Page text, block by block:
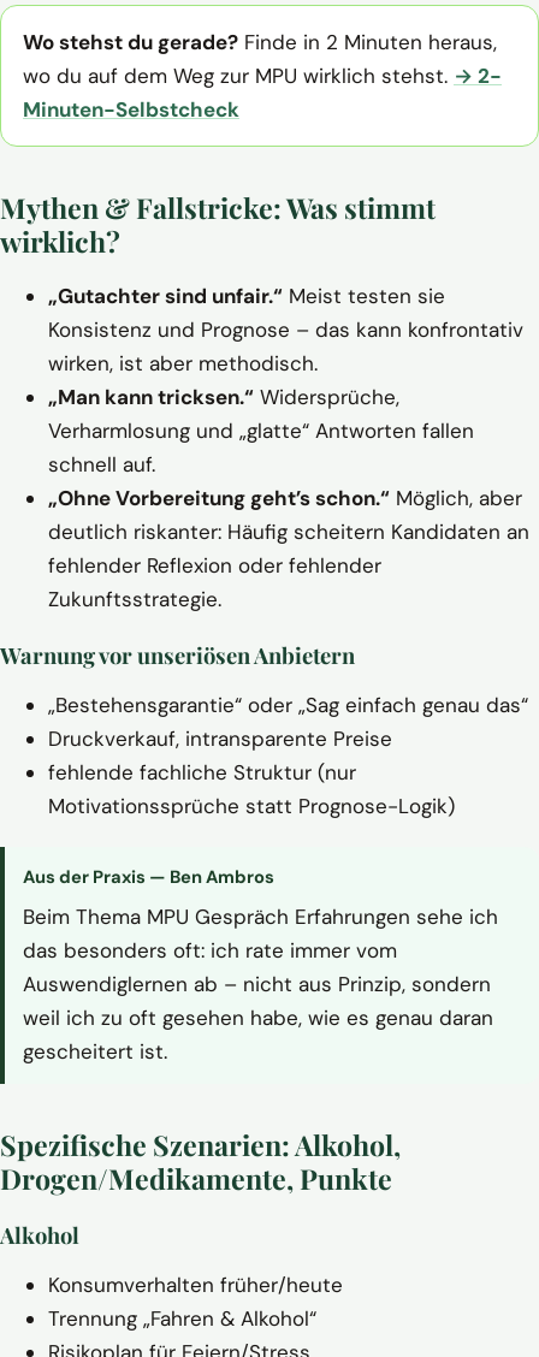
Wo stehst du gerade? Finde in 2 Minuten heraus,
wo du auf dem Weg zur MPU wirklich stehst. → 2-
Minuten-Selbstcheck
Mythen & Fallstricke: Was stimmt
wirklich?
„Gutachter sind unfair.“ Meist testen sie
Konsistenz und Prognose – das kann konfrontativ
wirken, ist aber methodisch.
„Man kann tricksen.“ Widersprüche,
Verharmlosung und „glatte“ Antworten fallen
schnell auf.
„Ohne Vorbereitung geht’s schon.“ Möglich, aber
deutlich riskanter: Häufig scheitern Kandidaten an
fehlender Reflexion oder fehlender
Zukunftsstrategie.
Warnung vor unseriösen Anbietern
„Bestehensgarantie“ oder „Sag einfach genau das“
Druckverkauf, intransparente Preise
fehlende fachliche Struktur (nur
Motivationssprüche statt Prognose-Logik)
Aus der Praxis — Ben Ambros
Beim Thema MPU Gespräch Erfahrungen sehe ich
das besonders oft: ich rate immer vom
Auswendiglernen ab – nicht aus Prinzip, sondern
weil ich zu oft gesehen habe, wie es genau daran
gescheitert ist.
Spezifische Szenarien: Alkohol,
Drogen/Medikamente, Punkte
Alkohol
Konsumverhalten früher/heute
Trennung „Fahren & Alkohol“